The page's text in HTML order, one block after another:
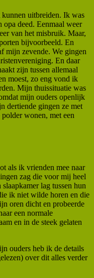
uitbreiden. Ik was
deed. Eenmaal weer
van het misbruik. Maar,
bijvoorbeeld. En
mijn zevende. We gingen
En daar
zijn tussen allemaal
moest, zo eng vond ik
Mijn thuissituatie was
mijn ouders openlijk
dertiende gingen ze met
wonen, met een
als ik vrienden mee naar
zag die voor mij heel
lag tussen hun
ik niet wilde horen en die
oren dicht en probeerde
een normale
en in de steek gelaten
ouders heb ik de details
over dit alles verder